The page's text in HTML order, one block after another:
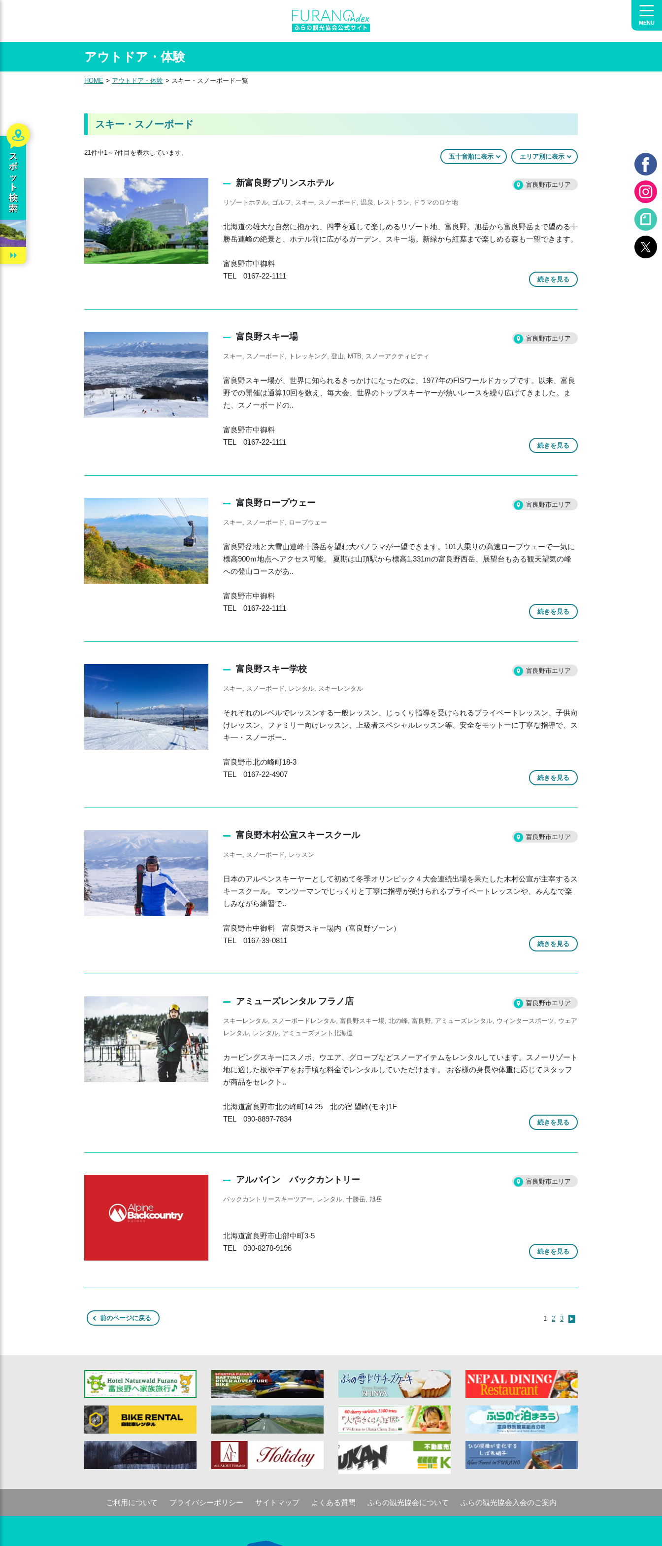
MENU
アウトドア・体験
HOME アウトドア・体験 スキー・スノーボード一覧
スキー・スノーボード
21件中1～7件目を表示しています。
五十音順に表示 エリア別に表示
新富良野プリンスホテル 富良野市エリア
リゾートホテル ゴルフ スキー スノーボード 温泉 レストラン ドラマのロケ地
北海道の雄大な自然に抱かれ、四季を通して楽しめるリゾート地、富良野。旭岳から富良野岳まで望める十
勝岳連峰の絶景と、ホテル前に広がるガーデン、スキー場。新緑から紅葉まで楽しめる森も一望できます。
富良野市中御料
TEL 0167-22-1111
続きを見る
富良野スキー場 富良野市エリア
スキー スノーボード トレッキング 登山 MTB スノーアクティビティ
富良野スキー場が、世界に知られるきっかけになったのは、1977年のFISワールドカップです。以来、富良
野での開催は通算10回を数え、毎大会、世界のトップスキーヤーが熱いレースを繰り広げてきました。ま
た、スノーボードの..
富良野市中御料
TEL 0167-22-1111
続きを見る
富良野ロープウェー 富良野市エリア
スキー スノーボード ロープウェー
富良野盆地と大雪山連峰十勝岳を望む大パノラマが一望できます。101人乗りの高速ロープウェーで一気に
標高900ｍ地点へアクセス可能。 夏期は山頂駅から標高1,331mの富良野西岳、展望台もある観天望気の峰
への登山コースがあ..
富良野市中御料
TEL 0167-22-1111
続きを見る
富良野スキー学校 富良野市エリア
スキー スノーボード レンタル スキーレンタル
それぞれのレベルでレッスンする一般レッスン、じっくり指導を受けられるプライベートレッスン、子供向
けレッスン、ファミリー向けレッスン、上級者スペシャルレッスン等、安全をモットーに丁寧な指導で、ス
キ―・スノーボー..
富良野市北の峰町18-3
TEL 0167-22-4907
続きを見る
富良野木村公宣スキースクール 富良野市エリア
スキー スノーボード レッスン
日本のアルペンスキーヤーとして初めて冬季オリンピック４大会連続出場を果たした木村公宣が主宰するス
キースクール。 マンツーマンでじっくりと丁寧に指導が受けられるプライベートレッスンや、みんなで楽
しみながら練習で..
富良野市中御料 富良野スキー場内（富良野ゾーン）
TEL 0167-39-0811
続きを見る
アミューズレンタル フラノ店 富良野市エリア
スキーレンタル スノーボードレンタル 富良野スキー場 北の峰 富良野 アミューズレンタル ウィンタースポーツ
ウェア
レンタル
レンタル アミューズメント北海道
カービングスキーにスノボ、ウエア、グローブなどスノーアイテムをレンタルしています。スノーリゾート
地に適した板やギアをお手頃な料金でレンタルしていただけます。 お客様の身長や体重に応じてスタッフ
が商品をセレクト..
北海道富良野市北の峰町14-25 北の宿 望峰(モネ)1F
TEL 090-8897-7834
続きを見る
アルパイン バックカントリー 富良野市エリア
バックカントリースキーツアー レンタル 十勝岳 旭岳
北海道富良野市山部中町3-5
TEL 090-8278-9196
続きを見る
前のページに戻る 1 2 3 ▶
ご利用について プライバシーポリシー サイトマップ よくある質問 ふらの観光協会について ふらの観光協会入会のご案内